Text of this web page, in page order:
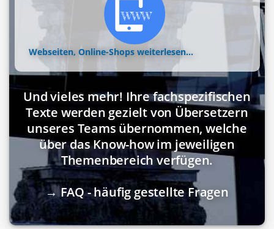
Webseiten, Online-Shops weiterlesen...
Und vieles mehr! Ihre fachspezifischen
Texte werden gezielt von Übersetzern
unseres Teams übernommen, welche
über das Know-how im jeweiligen
Themenbereich verfügen.
→ FAQ - häufig gestellte Fragen